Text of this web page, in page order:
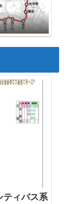
ティバス系